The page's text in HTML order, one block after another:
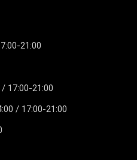
21:00
17:00-21:00
/ 17:00-21:00